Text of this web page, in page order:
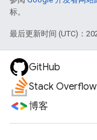
标。
最后更新时间 (UTC)：
GitHub
Stack Overflow
博客